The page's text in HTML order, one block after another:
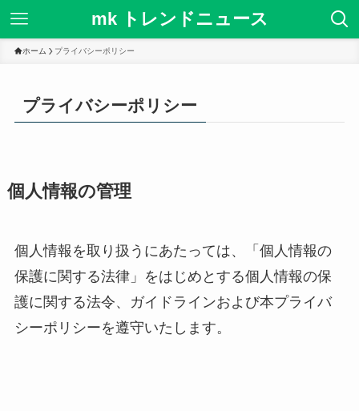
mk トレンドニュース
ホーム プライバシーポリシー
プライバシーポリシー
個人情報の管理
個人情報を取り扱うにあたっては、「個人情報の
保護に関する法律」をはじめとする個人情報の保
護に関する法令、ガイドラインおよび本プライバ
シーポリシーを遵守いたします。